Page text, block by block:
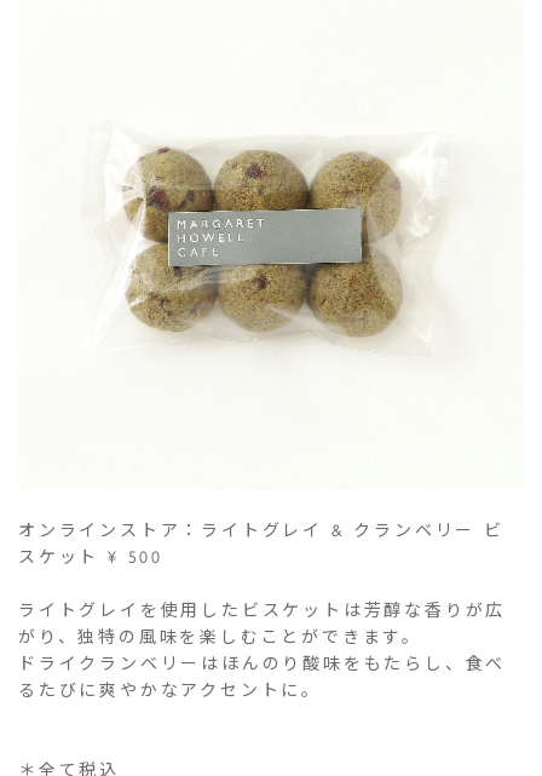
オンラインストア：ライトグレイ & クランベリー ビ
スケット ¥ 500
ライトグレイを使用したビスケットは芳醇な香りが広
がり、独特の風味を楽しむことができます。
ドライクランベリーはほんのり酸味をもたらし、食べ
るたびに爽やかなアクセントに。
＊全て税込